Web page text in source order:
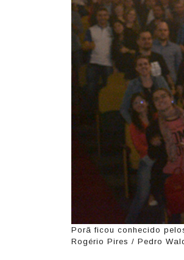
Porã ficou conhecido
Rogério Pires / Pedro